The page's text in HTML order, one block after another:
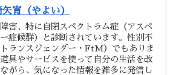
矢宵（やよい）
害、特に自閉スペクトラム症（アスペ
症候群）と診断されています。性別不
ランスジェンダー・FtM）でもありま
具やサービスを使って自分の生活を改
がら、気になった情報を雑多に発信し